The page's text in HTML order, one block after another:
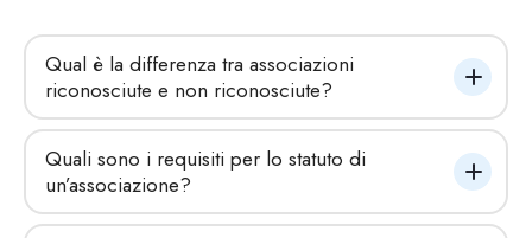
Qual è la differenza tra associazioni
riconosciute e non riconosciute?
Quali sono i requisiti per lo statuto di
un’associazione?